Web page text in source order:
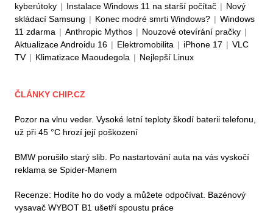
kyberútoky | Instalace Windows 11 na starší počítač | Nový
skládací Samsung | Konec modré smrti Windows? | Windows
11 zdarma | Anthropic Mythos | Nouzové otevírání pračky |
Aktualizace Androidu 16 | Elektromobilita | iPhone 17 | VLC
TV | Klimatizace Maoudegola | Nejlepší Linux
ČLÁNKY CHIP.CZ
Pozor na vlnu veder. Vysoké letní teploty škodí baterii telefonu,
už při 45 °C hrozí její poškození
BMW porušilo starý slib. Po nastartování auta na vás vyskočí
reklama se Spider-Manem
Recenze: Hodíte ho do vody a můžete odpočívat. Bazénový
vysavač WYBOT B1 ušetří spoustu práce